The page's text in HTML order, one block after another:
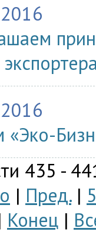
435 -
| Пред.|
Конец |